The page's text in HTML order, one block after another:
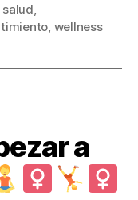
salud
wellness
a